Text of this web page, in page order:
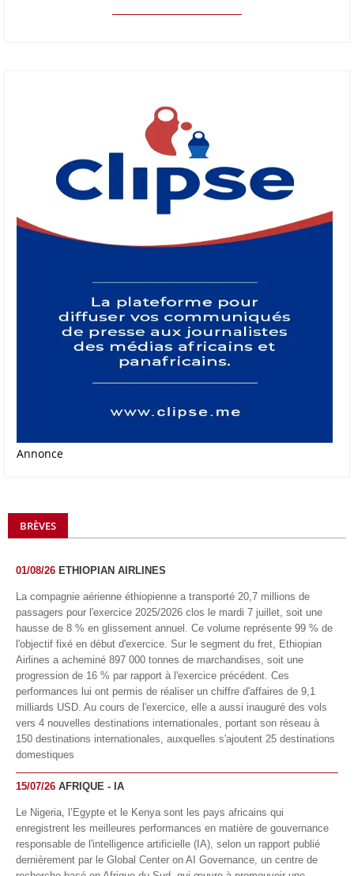
Annonce
BRÈVES
01/08/26 ETHIOPIAN AIRLINES
La compagnie aérienne éthiopienne a transporté 20,7 millions de
passagers pour l'exercice 2025/2026 clos le mardi 7 juillet, soit une
hausse de 8 % en glissement annuel. Ce volume représente 99 % de
l'objectif fixé en début d'exercice. Sur le segment du fret, Ethiopian
Airlines a acheminé 897 000 tonnes de marchandises, soit une
progression de 16 % par rapport à l'exercice précédent. Ces
performances lui ont permis de réaliser un chiffre d'affaires de 9,1
milliards USD. Au cours de l'exercice, elle a aussi inauguré des vols
vers 4 nouvelles destinations internationales, portant son réseau à
150 destinations internationales, auxquelles s'ajoutent 25 destinations
domestiques
15/07/26 AFRIQUE - IA
Le Nigeria, l’Egypte et le Kenya sont les pays africains qui
enregistrent les meilleures performances en matière de gouvernance
responsable de l'intelligence artificielle (IA), selon un rapport publié
dernièrement par le Global Center on AI Governance, un centre de